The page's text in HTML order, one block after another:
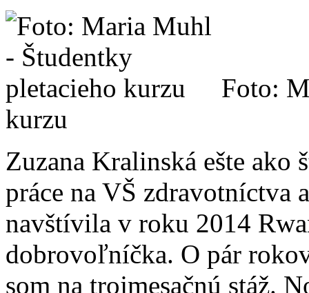
Foto:
kurzu
Zuzana Kralinská ešte ako
práce na VŠ zdravotníctva
navštívila v roku 2014
dobrovoľníčka. O pár
som na trojmesačnú stáž.